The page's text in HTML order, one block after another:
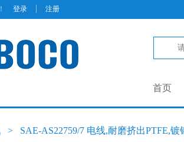
登录 | 注册
首页
> SAE-AS22759/7 电线,耐磨挤出PTFE,